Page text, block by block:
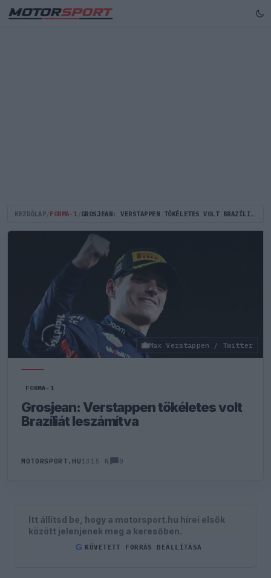
KEZDŐLAP FORMA-1 GROSJEAN: VERSTAPPEN TÖKÉLETES VOLT BRAZÍLIÁT LESZÁMÍTVA
Max Verstappen / Twitter
FORMA-1
Grosjean: Verstappen tökéletes volt
Brazíliát leszámítva
MOTORSPORT.HU 1315 N 0
Itt állítsd be, hogy a motorsport.hu hírei elsők
között jelenjenek meg a keresőben.
G KÖVETETT FORRÁS BEÁLLÍTÁSA